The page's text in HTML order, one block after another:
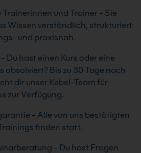
und Trainer - Sie
Wissen verständlich, strukturiert
und praxisnah.
Du hast einen Kurs oder eine
absolviert? Bis zu 30 Tage nach
dir unser Kebel-Team für
zur Verfügung.
- Alle von uns bestätigten
finden statt.
- Du hast Fragen